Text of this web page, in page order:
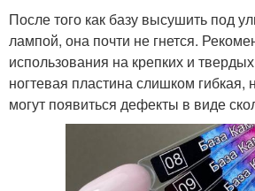
После того как базу высушить под
лампой, она почти не гнется.
использования на крепких и
ногтевая пластина слишком гибкая,
могут появиться дефекты в виде